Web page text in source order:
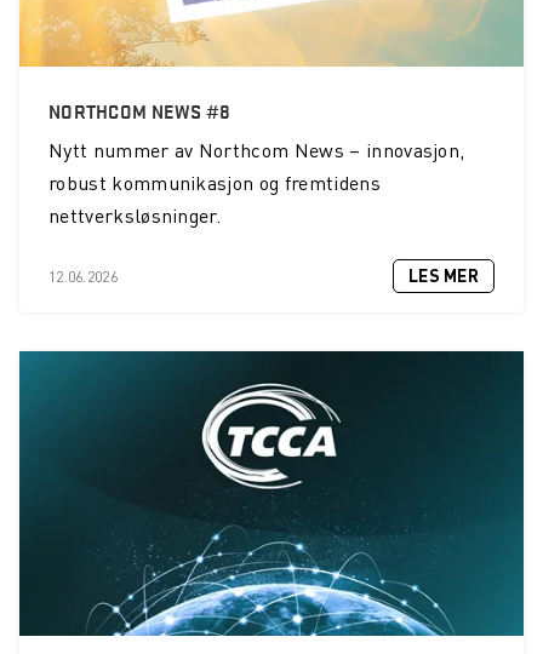
NORTHCOM NEWS #8
Nytt nummer av Northcom News – innovasjon,
robust kommunikasjon og fremtidens
nettverksløsninger.
12.06.2026 LES MER